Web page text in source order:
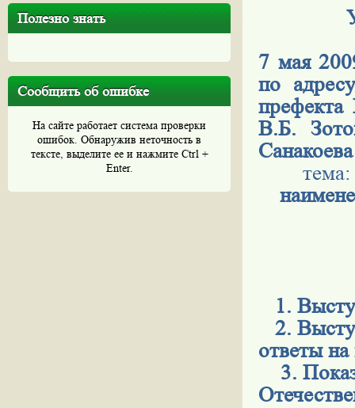
Полезно знать
Сообщить об ошибке
На сайте работает система проверки
ошибок. Обнаружив неточность в
тексте, выделите ее и нажмите Ctrl +
Enter.
7 мая
по
префекта
В.Б.
1.
2.
ответы
3. Показ